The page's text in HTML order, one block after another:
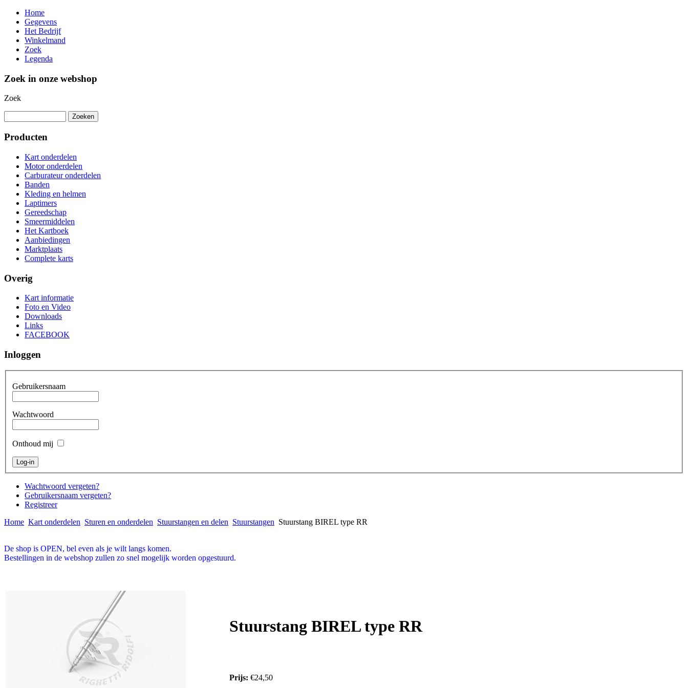
Home
Gegevens
Het Bedrijf
Winkelmand
Zoek
Legenda
Zoek in onze webshop
Zoek
Producten
Kart onderdelen
Motor onderdelen
Carburateur onderdelen
Banden
Kleding en helmen
Laptimers
Gereedschap
Smeermiddelen
Het Kartboek
Aanbiedingen
Marktplaats
Complete karts
Overig
Kart informatie
Foto en Video
Downloads
Links
FACEBOOK
Inloggen
Gebruikersnaam
Wachtwoord
Onthoud mij
Wachtwoord vergeten?
Gebruikersnaam vergeten?
Registreer
Home Kart onderdelen Sturen en onderdelen Stuurstangen en delen Stuurstangen Stuurstang BIREL type RR
De shop is OPEN, bel even als je wilt langs komen.
Bestellingen in de webshop zullen zo snel mogelijk worden opgestuurd.
Stuurstang BIREL type RR
Prijs: €24,50